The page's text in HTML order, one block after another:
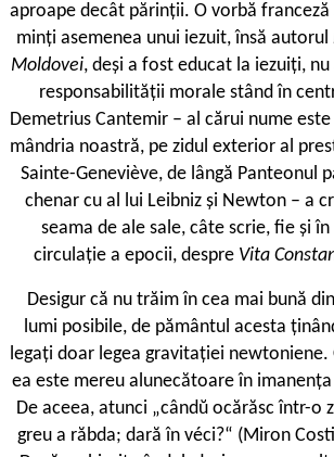
aproape decât părinții. O vorbă franceză
minți asemenea unui iezuit, însă autorul
Moldovei, deși a fost educat la iezuiți,
responsabilității morale stând în
Demetrius Cantemir – al cărui nume
mândria noastră, pe zidul exterior al
Sainte-Geneviève, de lângă Panteonul
chenar cu al lui Leibniz și Newton – a
seama de ale sale, câte scrie, fie și
circulație a epocii, despre Vita
Desigur că nu trăim în cea mai bună
lumi posibile, de pământul acesta
legați doar legea gravitației newtoniene.
ea este mereu alunecătoare în
De aceea, atunci „cândŭ ocărăsc într-o
greu a răbda; dară în véci?“ (Miron